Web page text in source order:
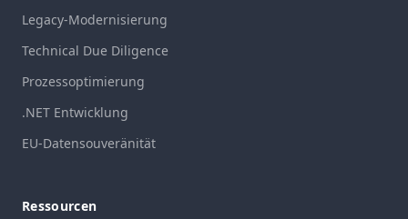
Legacy-Modernisierung
Technical Due Diligence
Prozessoptimierung
.NET Entwicklung
EU-Datensouveränität
Ressourcen